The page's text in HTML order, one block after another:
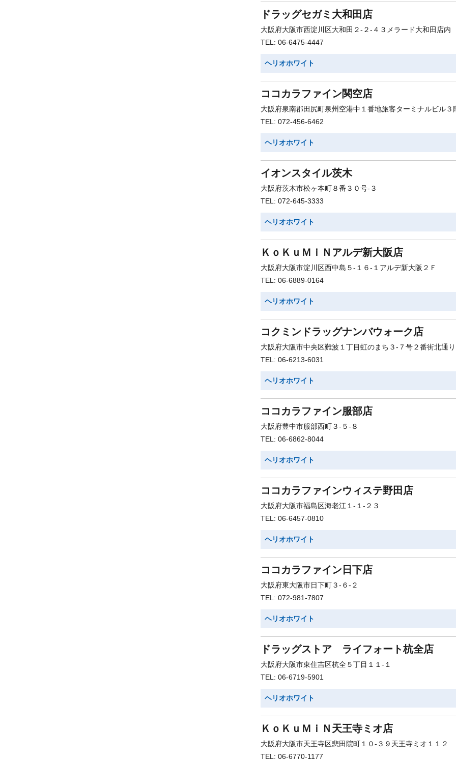
ドラッグセガミ大和田店
大阪府大阪市西淀川区大和田２-２-４３メラード大和田店内
TEL: 06-6475-4447
ヘリオホワイト
ココカラファイン関空店
大阪府泉南郡田尻町泉州空港中１番地旅客ターミナルビル３
TEL: 072-456-6462
ヘリオホワイト
イオンスタイル茨木
大阪府茨木市松ヶ本町８番３０号-３
TEL: 072-645-3333
ヘリオホワイト
ＫｏＫｕＭｉＮアルデ新大阪店
大阪府大阪市淀川区西中島５-１６-１アルデ新大阪２Ｆ
TEL: 06-6889-0164
ヘリオホワイト
コクミンドラッグナンバウォーク店
大阪府大阪市中央区難波１丁目虹のまち３-７号２番街北通り
TEL: 06-6213-6031
ヘリオホワイト
ココカラファイン服部店
大阪府豊中市服部西町３-５-８
TEL: 06-6862-8044
ヘリオホワイト
ココカラファインウィステ野田店
大阪府大阪市福島区海老江１-１-２３
TEL: 06-6457-0810
ヘリオホワイト
ココカラファイン日下店
大阪府東大阪市日下町３-６-２
TEL: 072-981-7807
ヘリオホワイト
ドラッグストア ライフォート杭全店
大阪府大阪市東住吉区杭全５丁目１１-１
TEL: 06-6719-5901
ヘリオホワイト
ＫｏＫｕＭｉＮ天王寺ミオ店
大阪府大阪市天王寺区悲田院町１０-３９天王寺ミオ１１２
TEL: 06-6770-1177